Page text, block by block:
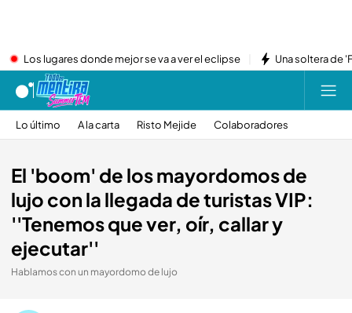
Los lugares donde mejor se va a ver el eclipse Una soltera de
Lo último A la carta Risto Mejide Colaboradores
El 'boom' de los mayordomos de
lujo con la llegada de turistas VIP:
''Tenemos que ver, oír, callar y
ejecutar''
Hablamos con un mayordomo de lujo